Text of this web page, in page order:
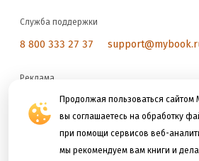
Продолжая пользоваться сайтом
вы соглашаетесь на обработку
при помощи сервисов веб-
мы рекомендуем вам книги и
Служба поддержки
8 800 333 27 37
Реклама
reklama@litres.ru
Мы принимаем к оплате